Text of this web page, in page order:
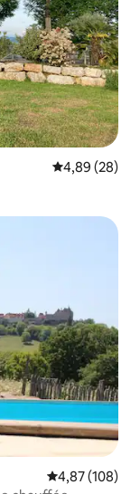
Évaluation
4,89 (28)
Évaluation
4,87 (108)